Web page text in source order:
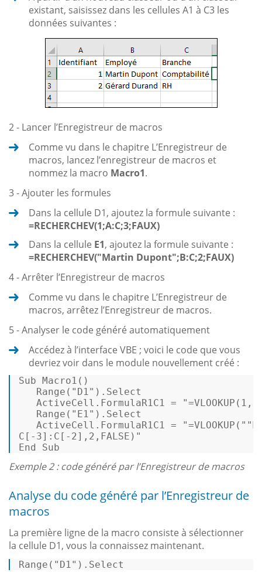
existant, saisissez dans les cellules A1 à C3 les
données suivantes :
2 - Lancer l’Enregistreur de macros
Comme vu dans le chapitre L’Enregistreur de
macros, lancez l’enregistreur de macros et
nommez la macro Macro1.
3 - Ajouter les formules
Dans la cellule D1, ajoutez la formule suivante :
=RECHERCHEV(1;A:C;3;FAUX)
Dans la cellule E1, ajoutez la formule suivante :
=RECHERCHEV("Martin Dupont";B:C;2;FAUX)
4 - Arrêter l’Enregistreur de macros
Comme vu dans le chapitre L’Enregistreur de
macros, arrêtez l’Enregistreur de macros.
5 - Analyser le code généré automatiquement
Accédez à l’interface VBE ; voici le code que vous
devriez voir dans le module nouvellement créé :
Sub Macro1()
Range ("D1"). Select
ActiveCell.FormulaR1C1 =
Range ("E1"). Select
ActiveCell.FormulaR1C1 =
End
Sub
Exemple 2 : code généré par l’Enregistreur de macros
Analyse du code généré par l’Enregistreur de
macros
La première ligne de la macro consiste à sélectionner
la cellule D1, vous la connaissez maintenant.
Range ("D1"). Select